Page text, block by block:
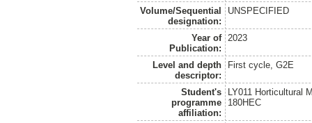
Volume/Sequential
designation:
UNSPECIFIED
Year of
Publication:
2023
Level and depth
descriptor:
First cycle, G2E
Student's
programme
affiliation:
LY011 Horticultural
180HEC